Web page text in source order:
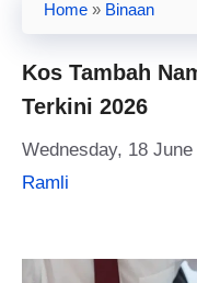
Home » Binaan
Kos Tambah
Terkini 2026
Wednesday, 18
Ramli